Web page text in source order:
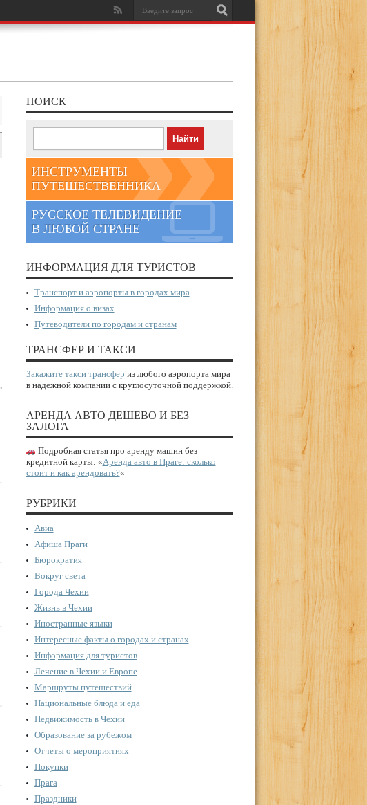
ПОИСК
ИНСТРУМЕНТЫ
ПУТЕШЕСТВЕННИКА
РУССКОЕ ТЕЛЕВИДЕНИЕ
В ЛЮБОЙ СТРАНЕ
ИНФОРМАЦИЯ ДЛЯ ТУРИСТОВ
Транспорт и аэропорты в городах мира
Информация о визах
Путеводители по городам и странам
ТРАНСФЕР И ТАКСИ
Закажите такси трансфер из любого аэропорта мира
в надежной компании с круглосуточной поддержкой.
АРЕНДА АВТО ДЕШЕВО И БЕЗ
ЗАЛОГА
Подробная статья про аренду машин без
кредитной карты: «Аренда авто в Праге: сколько
стоит и как арендовать?«
РУБРИКИ
Авиа
Афиша Праги
Бюрократия
Вокруг света
Города Чехии
Жизнь в Чехии
Иностранные языки
Интересные факты о городах и странах
Информация для туристов
Лечение в Чехии и Европе
Маршруты путешествий
Национальные блюда и еда
Недвижимость в Чехии
Образование за рубежом
Отчеты о мероприятиях
Покупки
Прага
Праздники